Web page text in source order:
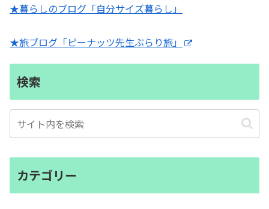
★暮らしのブログ「自分サイズ暮らし」
★旅ブログ「ピーナッツ先生ぶらり旅」
検索
カテゴリー